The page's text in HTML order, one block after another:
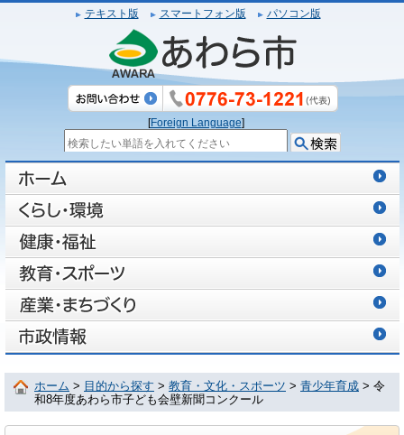
テキスト版 スマートフォン版 パソコン版
[Foreign Language]
ホーム > 目的から探す > 教育・文化・スポーツ > 青少年育成 > 令
和8年度あわら市子ども会壁新聞コンクール